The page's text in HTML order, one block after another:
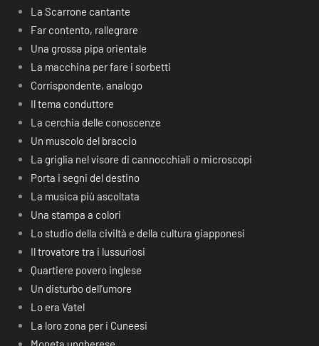
La Scarrone cantante
Far contento, rallegrare
Una grossa pipa orientale
La macchina per fare i sorbetti
Corrispondente, analogo
Il tema conduttore
La cerchia delle conoscenze
Un muscolo del braccio
La griglia nel visore di cannocchiali o microscopi
Porta i segni del destino
La musica più ascoltata
Una stampa a colori
Lo studio della civiltà e della cultura giapponesi
Il trovatore tra i lussuriosi
Quartiere povero inglese
Un disturbo dell’umore
Lo era Vatel
La loro zona per i Cuneesi